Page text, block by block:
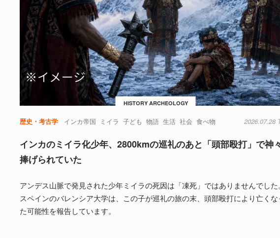
HISTORY ARCHEOLOGY
歴史・考古学 インカ帝国 ミイラ 子ども 物語 生活 社会 食べ物 2026.07.28
インカのミイラ化少年、2800kmの巡礼のあと「頭部殴打」で神
捧げられていた
アンデス山脈で発見された少年ミイラの死因は「凍死」ではありませんでした。
スペインのバレンシア大学は、この子が巡礼の旅の末、頭部殴打により亡くな
た可能性を報告しています。